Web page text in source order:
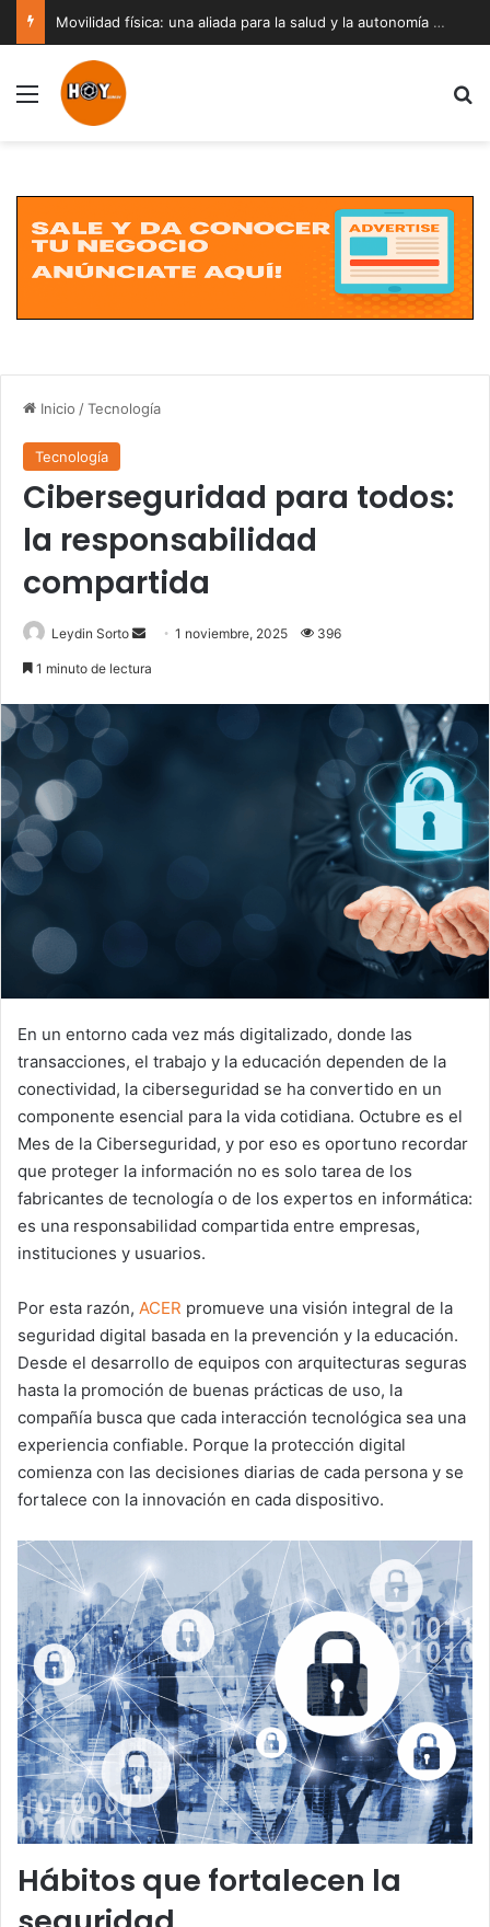
Movilidad física: una aliada para la salud y la autonomía a cualquier edad
Menú
Inicio /Tecnología
Tecnología
Ciberseguridad para todos:
la responsabilidad
compartida
Leydin Sorto
Send1 noviembre, 2025 396
1 minuto de lectura
En un entorno cada vez más digitalizado, donde las
transacciones, el trabajo y la educación dependen de la
conectividad, la ciberseguridad se ha convertido en un
componente esencial para la vida cotidiana. Octubre es el
Mes de la Ciberseguridad, y por eso es oportuno recordar
que proteger la información no es solo tarea de los
fabricantes de tecnología o de los expertos en informática:
es una responsabilidad compartida entre empresas,
instituciones y usuarios.
Por esta razón, ACER promueve una visión integral de la
seguridad digital basada en la prevención y la educación.
Desde el desarrollo de equipos con arquitecturas seguras
hasta la promoción de buenas prácticas de uso, la
compañía busca que cada interacción tecnológica sea una
experiencia confiable. Porque la protección digital
comienza con las decisiones diarias de cada persona y se
fortalece con la innovación en cada dispositivo.
Hábitos que fortalecen la